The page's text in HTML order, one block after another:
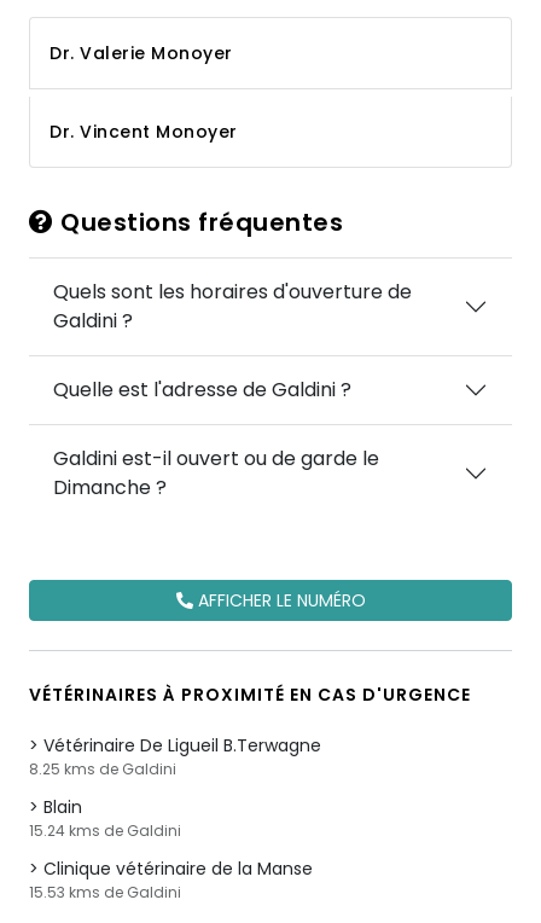
Dr. Valerie Monoyer
Dr. Vincent Monoyer
Questions fréquentes
Quels sont les horaires d'ouverture de
Galdini ?
Quelle est l'adresse de Galdini ?
Galdini est-il ouvert ou de garde le
Dimanche ?
AFFICHER LE NUMÉRO
VÉTÉRINAIRES À PROXIMITÉ EN CAS D'URGENCE
Vétérinaire De Ligueil B.Terwagne
8.25 kms de Galdini
Blain
15.24 kms de Galdini
Clinique vétérinaire de la Manse
15.53 kms de Galdini